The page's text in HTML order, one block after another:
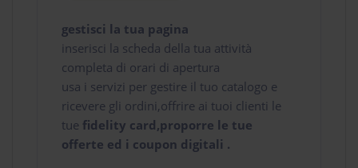
gestisci la tua pagina
inserisci la scheda della tua attività
completa di orari di apertura
usa i servizi per gestire il tuo catalogo e
ricevere gli ordini,offrire ai tuoi clienti le
tue fidelity card,proporre le tue
offerte ed i coupon digitali .